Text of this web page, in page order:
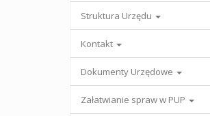
Struktura Urzędu
Kontakt
Dokumenty Urzędowe
Załatwianie spraw w PUP